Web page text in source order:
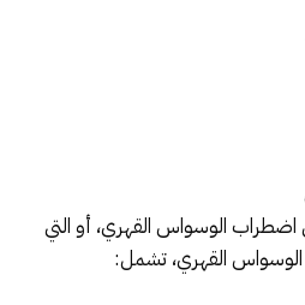
الوسواس القهري، أو التي
القهري، تشمل: